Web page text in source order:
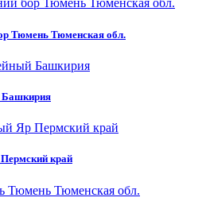
Тюмень Тюменская обл.
край